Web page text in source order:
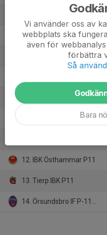
5. Björklinge BK P11
6. Bälinge IF P11/12
7. Midas IBK P11/12
9. VÅSC/FBC Åland P11/12
10. Alunda IBF P12 Blå (2)
12. IBK Östhammar P11
13. Tierp IBK P11
14. Örsundsbro IF P-11/12
Vi använder oss av
webbplats ska
även för
förbättra
Så
Bara